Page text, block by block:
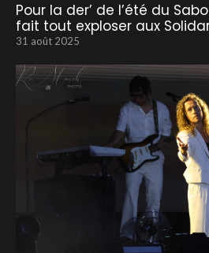
Pour la der’ de l’été du
fait tout exploser aux
31 août 2025